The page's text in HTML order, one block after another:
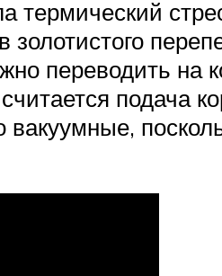
термический
переводить на
подача